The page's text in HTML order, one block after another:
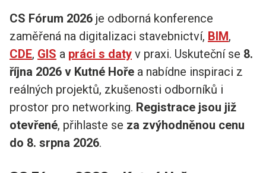
CS Fórum 2026 je odborná konference
zaměřená na digitalizaci stavebnictví, BIM,
CDE, GIS a práci s daty v praxi. Uskuteční se 8.
října 2026 v Kutné Hoře a nabídne inspiraci z
reálných projektů, zkušenosti odborníků i
prostor pro networking. Registrace jsou již
otevřené, přihlaste se za zvýhodněnou cenu
do 8. srpna 2026.